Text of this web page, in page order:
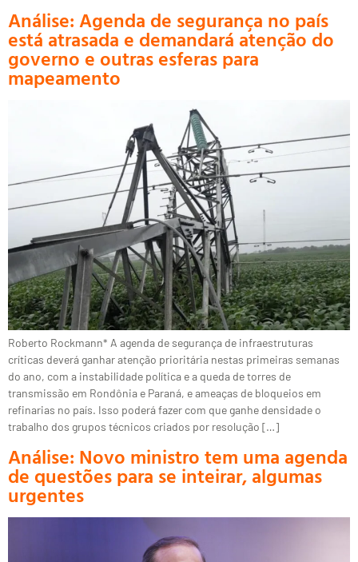
Análise: Agenda de segurança no país
está atrasada e demandará atenção do
governo e outras esferas para
mapeamento
Roberto Rockmann* A agenda de segurança de infraestruturas
críticas deverá ganhar atenção prioritária nestas primeiras semanas
do ano, com a instabilidade política e a queda de torres de
transmissão em Rondônia e Paraná, e ameaças de bloqueios em
refinarias no país. Isso poderá fazer com que ganhe densidade o
trabalho dos grupos técnicos criados por resolução […]
Análise: Novo ministro tem uma agenda
de questões para se inteirar, algumas
urgentes